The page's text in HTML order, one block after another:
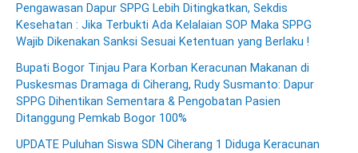
Pengawasan Dapur SPPG Lebih Ditingkatkan, Sekdis
Kesehatan : Jika Terbukti Ada Kelalaian SOP Maka SPPG
Wajib Dikenakan Sanksi Sesuai Ketentuan yang Berlaku !
Bupati Bogor Tinjau Para Korban Keracunan Makanan di
Puskesmas Dramaga di Ciherang, Rudy Susmanto: Dapur
SPPG Dihentikan Sementara & Pengobatan Pasien
Ditanggung Pemkab Bogor 100%
UPDATE Puluhan Siswa SDN Ciherang 1 Diduga Keracunan